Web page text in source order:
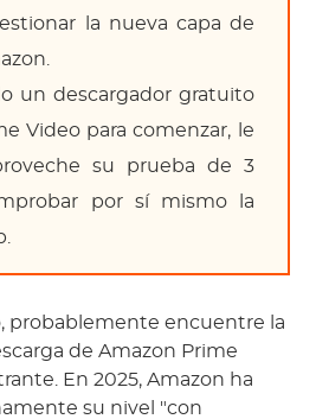
la nueva capa de
un descargador gratuito
Video para comenzar, le
su prueba de 3
por sí mismo la
probablemente encuentre la
de Amazon Prime
En 2025, Amazon ha
su nivel "con